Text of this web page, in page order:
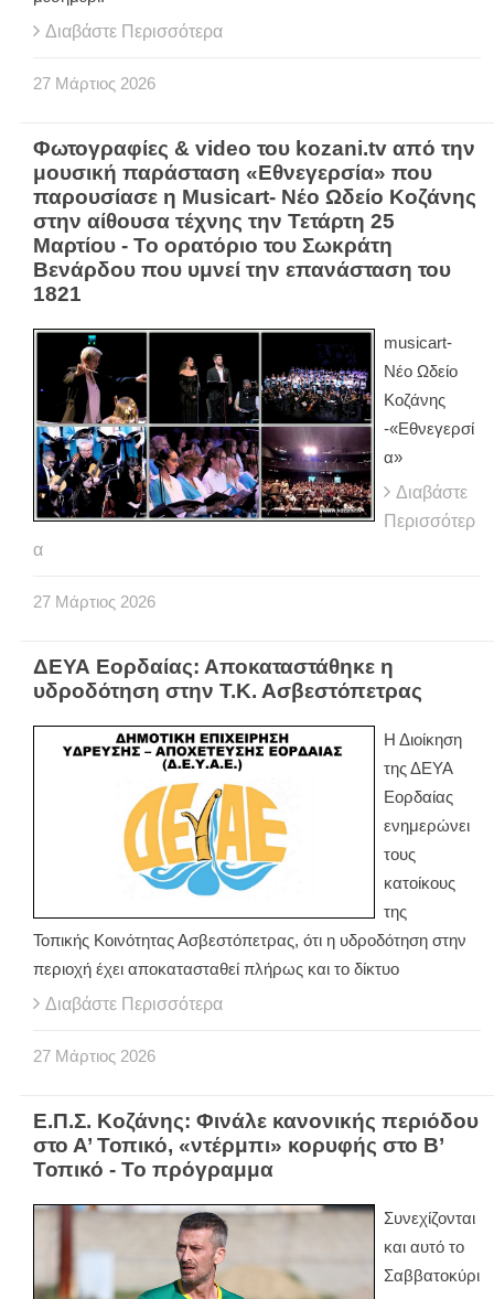
Διαβάστε Περισσότερα
27 Μάρτιος 2026
Φωτογραφίες & video του kozani.tv από την
μουσική παράσταση «Εθνεγερσία» που
παρουσίασε η Musicart- Νέο Ωδείο Κοζάνης
στην αίθουσα τέχνης την Τετάρτη 25
Μαρτίου - To ορατόριο του Σωκράτη
Βενάρδου που υμνεί την επανάσταση του
1821
musicart-
Νέο Ωδείο
Κοζάνης
-«Εθνεγερσί
α»
Διαβάστε
Περισσότερ
α
27 Μάρτιος 2026
ΔΕΥΑ Εορδαίας: Αποκαταστάθηκε η
υδροδότηση στην Τ.Κ. Ασβεστόπετρας
Η Διοίκηση
της ΔΕΥΑ
Εορδαίας
ενημερώνει
τους
κατοίκους
της
Τοπικής Κοινότητας Ασβεστόπετρας, ότι η υδροδότηση στην
περιοχή έχει αποκατασταθεί πλήρως και το δίκτυο
Διαβάστε Περισσότερα
27 Μάρτιος 2026
Ε.Π.Σ. Κοζάνης: Φινάλε κανονικής περιόδου
στο Α’ Τοπικό, «ντέρμπι» κορυφής στο Β’
Τοπικό - Το πρόγραμμα
Συνεχίζονται
και αυτό το
Σαββατοκύρι